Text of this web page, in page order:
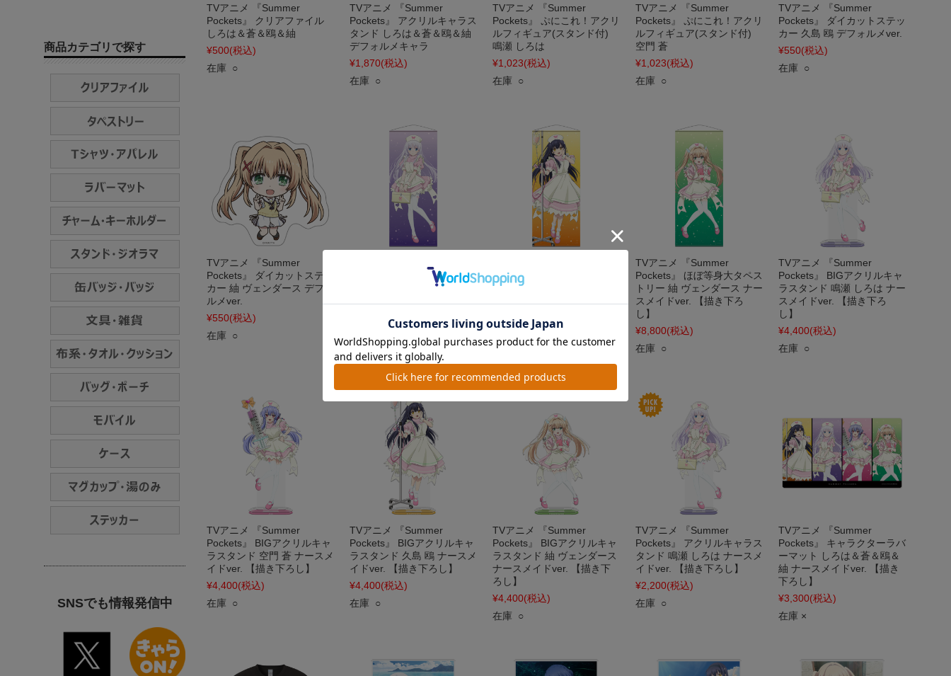
TVアニメ 『Summer
Pockets』 クリアファイル
しろは＆蒼＆鴎＆紬
¥500(税込)
在庫 ○
TVアニメ 『Summer
Pockets』 アクリルキャラス
タンド しろは＆蒼＆鴎＆紬
デフォルメキャラ
¥1,870(税込)
在庫 ○
TVアニメ 『Summer
Pockets』 ぷにこれ！アクリ
ルフィギュア(スタンド付)
鳴瀬 しろは
¥1,023(税込)
在庫 ○
TVアニメ 『Summer
Pockets』 ぷにこれ！アクリ
ルフィギュア(スタンド付)
空門 蒼
¥1,023(税込)
在庫 ○
TVアニメ 『Summer
Pockets』 ダイカットステッ
カー 久島 鴎 デフォルメver.
¥550(税込)
在庫 ○
TVアニメ 『Summer
Pockets』 ダイカットステッ
カー 紬 ヴェンダース デフォ
ルメver.
¥550(税込)
在庫 ○
Pockets』 ほぼ等身大タペス
トリー 鳴瀬 しろは ナースメ
(税込)
在庫 ○
Pockets』 ほぼ等身大タペス
トリー 久島 鴎 ナースメイド
¥8,800
(税込)
在庫 ○
TVアニメ 『Summer
Pockets』 ほぼ等身大タペス
トリー 紬 ヴェンダース ナー
スメイドver. 【描き下ろ
し】
¥8,800(税込)
在庫 ○
TVアニメ 『Summer
Pockets』 BIGアクリルキャ
ラスタンド 鳴瀬 しろは ナー
スメイドver. 【描き下ろ
し】
¥4,400(税込)
在庫 ○
TVアニメ 『Summer
Pockets』 BIGアクリルキャ
ラスタンド 空門 蒼 ナースメ
イドver. 【描き下ろし】
¥4,400(税込)
在庫 ○
TVアニメ 『Summer
Pockets』 BIGアクリルキャ
ラスタンド 久島 鴎 ナースメ
イドver. 【描き下ろし】
¥4,400(税込)
在庫 ○
TVアニメ 『Summer
Pockets』 BIGアクリルキャ
ラスタンド 紬 ヴェンダース
ナースメイドver. 【描き下
ろし】
¥4,400(税込)
在庫 ○
TVアニメ 『Summer
Pockets』 アクリルキャラス
タンド 鳴瀬 しろは ナースメ
イドver. 【描き下ろし】
¥2,200(税込)
在庫 ○
TVアニメ 『Summer
Pockets』 キャラクターラバ
ーマット しろは＆蒼＆鴎＆
紬 ナースメイドver. 【描き
下ろし】
¥3,300(税込)
在庫 ×
商品カテゴリで探す
SNSでも情報発信中